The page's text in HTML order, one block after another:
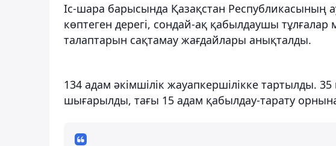
Іс-шара барысында Қазақстан Республикасының
көптеген дерегі, сондай-ақ қабылдаушы
талаптарын сақтамау жағдайлары анықталды.
134 адам әкімшілік жауапкершілікке тартылды.
шығарылды, тағы 15 адам қабылдау-тарату